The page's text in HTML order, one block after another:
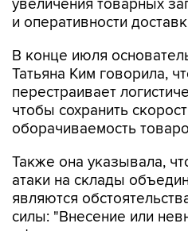
В конце июля
перестраивает
чтобы сохранить
оборачиваемость
Также она указывала,
являются
силы: "Внесение или
оферты не имеют
потери по закону не